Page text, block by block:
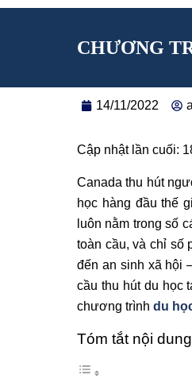
CHƯƠNG
14/11/2022
Cập nhật lần cuối:
Canada thu hút
học hàng đầu thế
luôn nằm trong số
toàn cầu, và chỉ số
đến an sinh xã hội
cầu thu hút du học
chương trình du
Tóm tắt nội dung